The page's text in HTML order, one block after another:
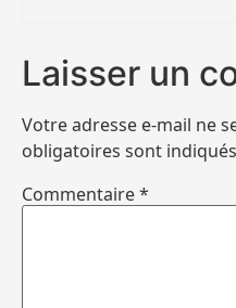
Laisser un
Votre adresse e-mail ne
obligatoires sont
Commentaire*